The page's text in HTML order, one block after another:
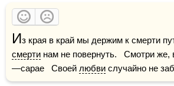
И
смерти нам не повернуть.   Смотри же,
—сарае   Своей любви случайно не